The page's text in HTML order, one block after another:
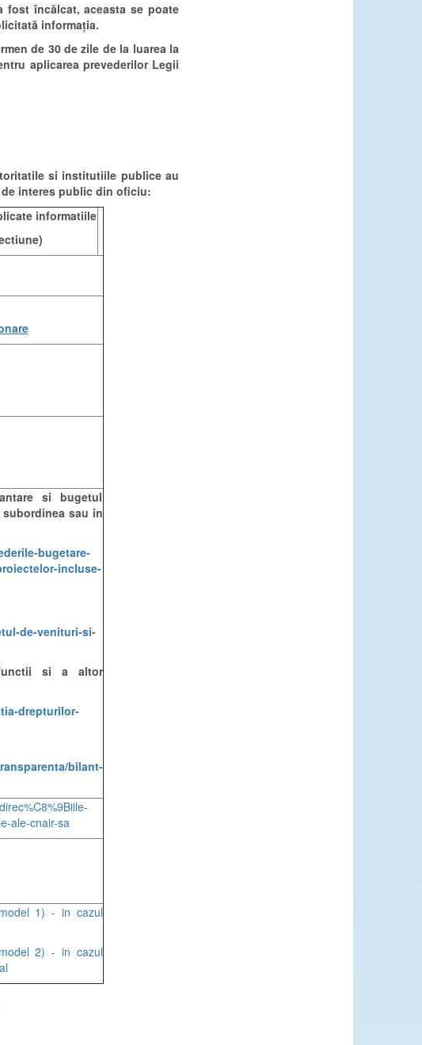
încălcat, aceasta se poate
informația.
de 30 de zile de la luarea la
aplicarea prevederilor Legii
si institutiile publice au
interes public din oficiu:
informatiile
si bugetul
sau in
bugetare-
incluse-
de-venituri-si-
si a altor
drepturilor-
bilant-
ale-cnair-sa
1) - in cazul
2) - in cazul